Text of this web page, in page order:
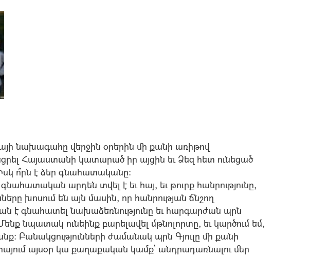
նախագահը վերջին օրերին մի քանի առիթով
Հայաստանի կատարած իր այցին եւ Ձեզ հետ ունեցած
ո՞րն է ձեր գնահատականը:
արդեն տվել է եւ հայ, եւ թուրք հանրությունը,
խոսում են այն մասին, որ հանրության ճնշող
է գնահատել նախաձեռնությունը եւ հարգարժան պրն
նպատակ ունեինք բարելավել մթնոլորտը, եւ կարծում եմ,
Բանակցությունների ժամանակ պրն Գյուլը մի քանի
այսօր կա քաղաքական կամք` անդրադառնալու մեր